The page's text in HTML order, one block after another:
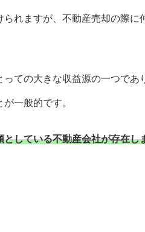
られますが、不動産売却の際に
ての大きな収益源の一つであ
一般的です。
している不動産会社が存在し